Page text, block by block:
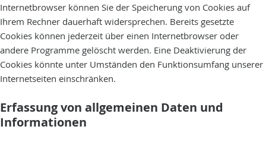
Internetbrowser können Sie der Speicherung von Cookies auf
Ihrem Rechner dauerhaft widersprechen. Bereits gesetzte
Cookies können jederzeit über einen Internetbrowser oder
andere Programme gelöscht werden. Eine Deaktivierung der
Cookies könnte unter Umständen den Funktionsumfang unserer
Internetseiten einschränken.
Erfassung von allgemeinen Daten und
Informationen